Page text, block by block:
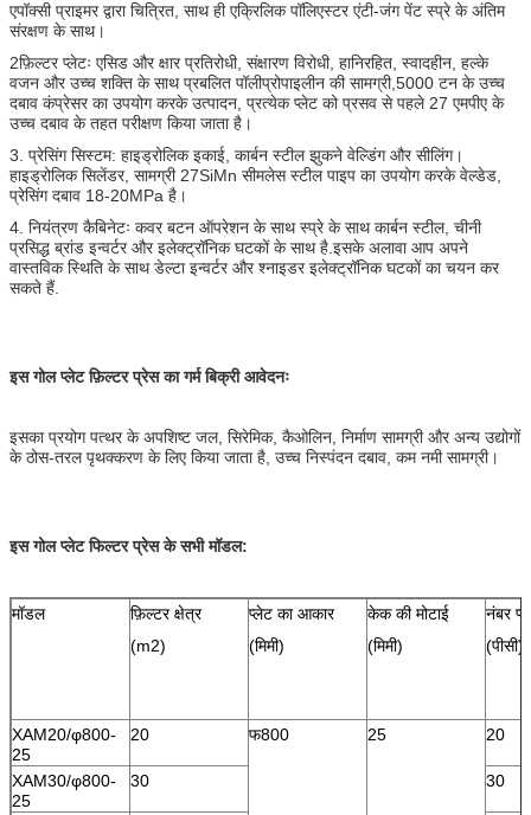
एपॉक्सी प्राइमर द्वारा चित्रित, साथ ही एक्रिलिक पॉलिएस्टर एंटी-जंग पेंट स्प्रे के अंतिम
संरक्षण के साथ।
2फ़िल्टर प्लेटः एसिड और क्षार प्रतिरोधी, संक्षारण विरोधी, हानिरहित, स्वादहीन, हल्के
वजन और उच्च शक्ति के साथ प्रबलित पॉलीप्रोपाइलीन की सामग्री,5000 टन के उच्च
दबाव कंप्रेसर का उपयोग करके उत्पादन, प्रत्येक प्लेट को प्रसव से पहले 27 एमपीए के
उच्च दबाव के तहत परीक्षण किया जाता है।
3. प्रेसिंग सिस्टम: हाइड्रोलिक इकाई, कार्बन स्टील झुकने वेल्डिंग और सीलिंग।
हाइड्रोलिक सिलेंडर, सामग्री 27SiMn सीमलेस स्टील पाइप का उपयोग करके वेल्डेड,
प्रेसिंग दबाव 18-20MPa है।
4. नियंत्रण कैबिनेटः कवर बटन ऑपरेशन के साथ स्प्रे के साथ कार्बन स्टील, चीनी
प्रसिद्ध ब्रांड इन्वर्टर और इलेक्ट्रॉनिक घटकों के साथ है.इसके अलावा आप अपने
वास्तविक स्थिति के साथ डेल्टा इन्वर्टर और श्नाइडर इलेक्ट्रॉनिक घटकों का चयन कर
सकते हैं.
इस गोल प्लेट फ़िल्टर प्रेस का गर्म बिक्री आवेदनः
इसका प्रयोग पत्थर के अपशिष्ट जल, सिरेमिक, कैओलिन, निर्माण सामग्री और अन्य उद्योगों
के ठोस-तरल पृथक्करण के लिए किया जाता है, उच्च निस्पंदन दबाव, कम नमी सामग्री।
इस गोल प्लेट फिल्टर प्रेस के सभी मॉडल:
मॉडल
फ़िल्टर क्षेत्र
(m2)
प्लेट का आकार
(मिमी)
केक की मोटाई
(मिमी)
नंबर
(पीसी)
XAM20/φ800-
25
20 फ800 25 20
XAM30/φ800-
25
30 30